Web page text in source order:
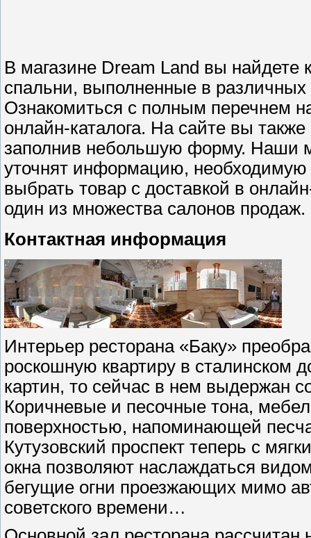
В магазине Dream Land вы найдете
спальни, выполненные в
Ознакомиться с полным перечнем
онлайн-каталога. На сайте вы
заполнив небольшую форму. Наши
уточнят информацию,
выбрать товар с доставкой в
один из множества салонов продаж.
Контактная информация
Интерьер ресторана «Баку»
роскошную квартиру в сталинском
картин, то сейчас в нем выдержан
Коричневые и песочные тона,
поверхностью, напоминающей
Кутузовский проспект теперь с
окна позволяют наслаждаться
бегущие огни проезжающих мимо
советского времени…